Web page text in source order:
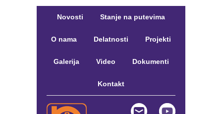
Novosti Stanje na putevima
O nama Delatnosti Projekti
Galerija Video Dokumenti
Kontakt